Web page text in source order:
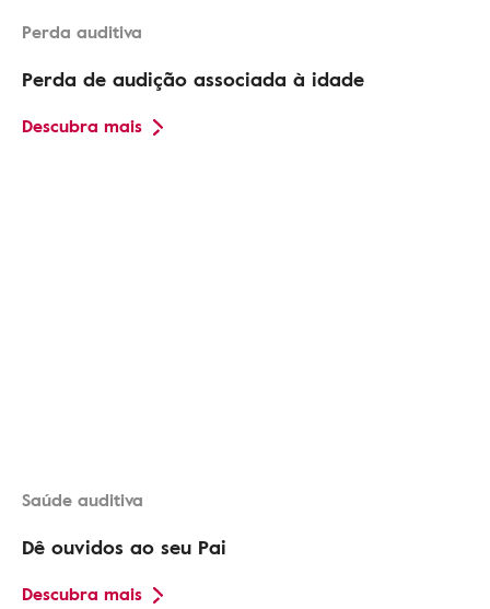
Perda auditiva
Perda de audição associada à idade
Descubra mais
Saúde auditiva
Dê ouvidos ao seu Pai
Descubra mais